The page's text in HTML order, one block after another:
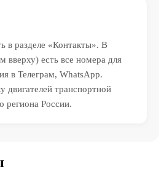
в разделе «Контакты». В
вверху) есть все номера для
в Телеграм, WhatsApp.
двигателей транспортной
региона России.